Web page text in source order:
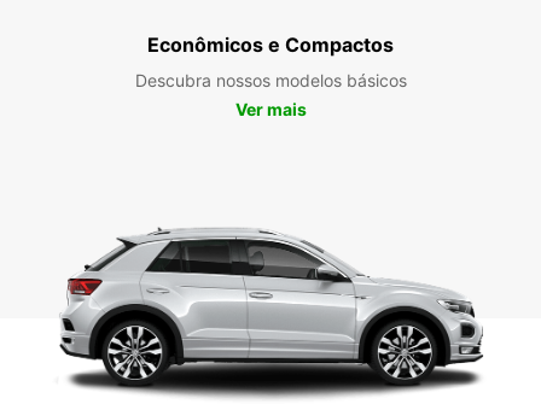
Econômicos e Compactos
Descubra nossos modelos básicos
Ver mais